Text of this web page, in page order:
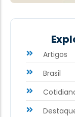
Artigos
Brasil